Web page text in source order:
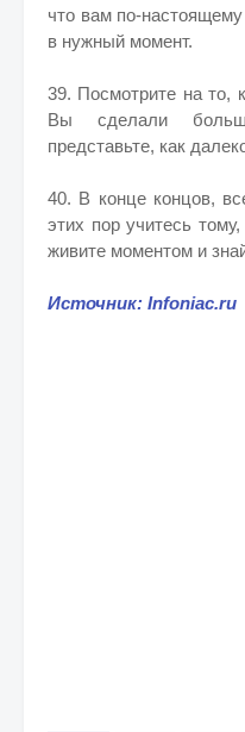
что вам по-
в нужный момент.
39. Посмотрите на то,
Вы сделали
представьте, как
40. В конце концов,
этих пор учитесь
живите моментом и
Источник: Infoniac.ru